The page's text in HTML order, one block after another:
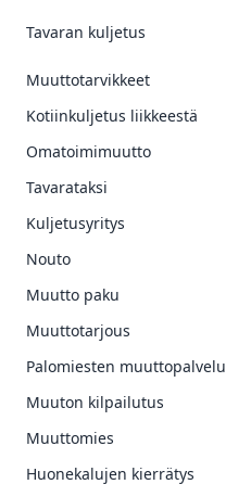
Tavaran kuljetus
Muuttotarvikkeet
Kotiinkuljetus liikkeestä
Omatoimimuutto
Tavarataksi
Kuljetusyritys
Nouto
Muutto paku
Muuttotarjous
Palomiesten muuttopalvelu
Muuton kilpailutus
Muuttomies
Huonekalujen kierrätys